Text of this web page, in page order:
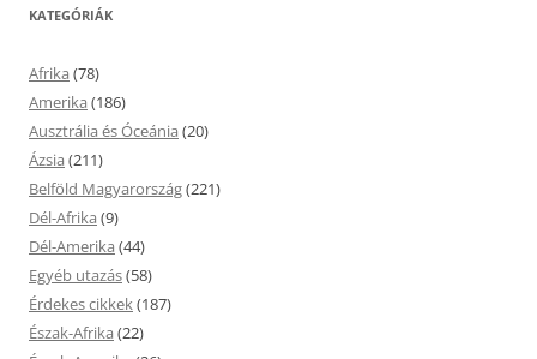
KATEGÓRIÁK
Afrika (78)
Amerika (186)
Ausztrália és Óceánia (20)
Ázsia (211)
Belföld Magyarország(221)
Dél-Afrika (9)
Dél-Amerika (44)
Egyéb utazás(58)
Érdekes cikkek(187)
Észak-Afrika (22)